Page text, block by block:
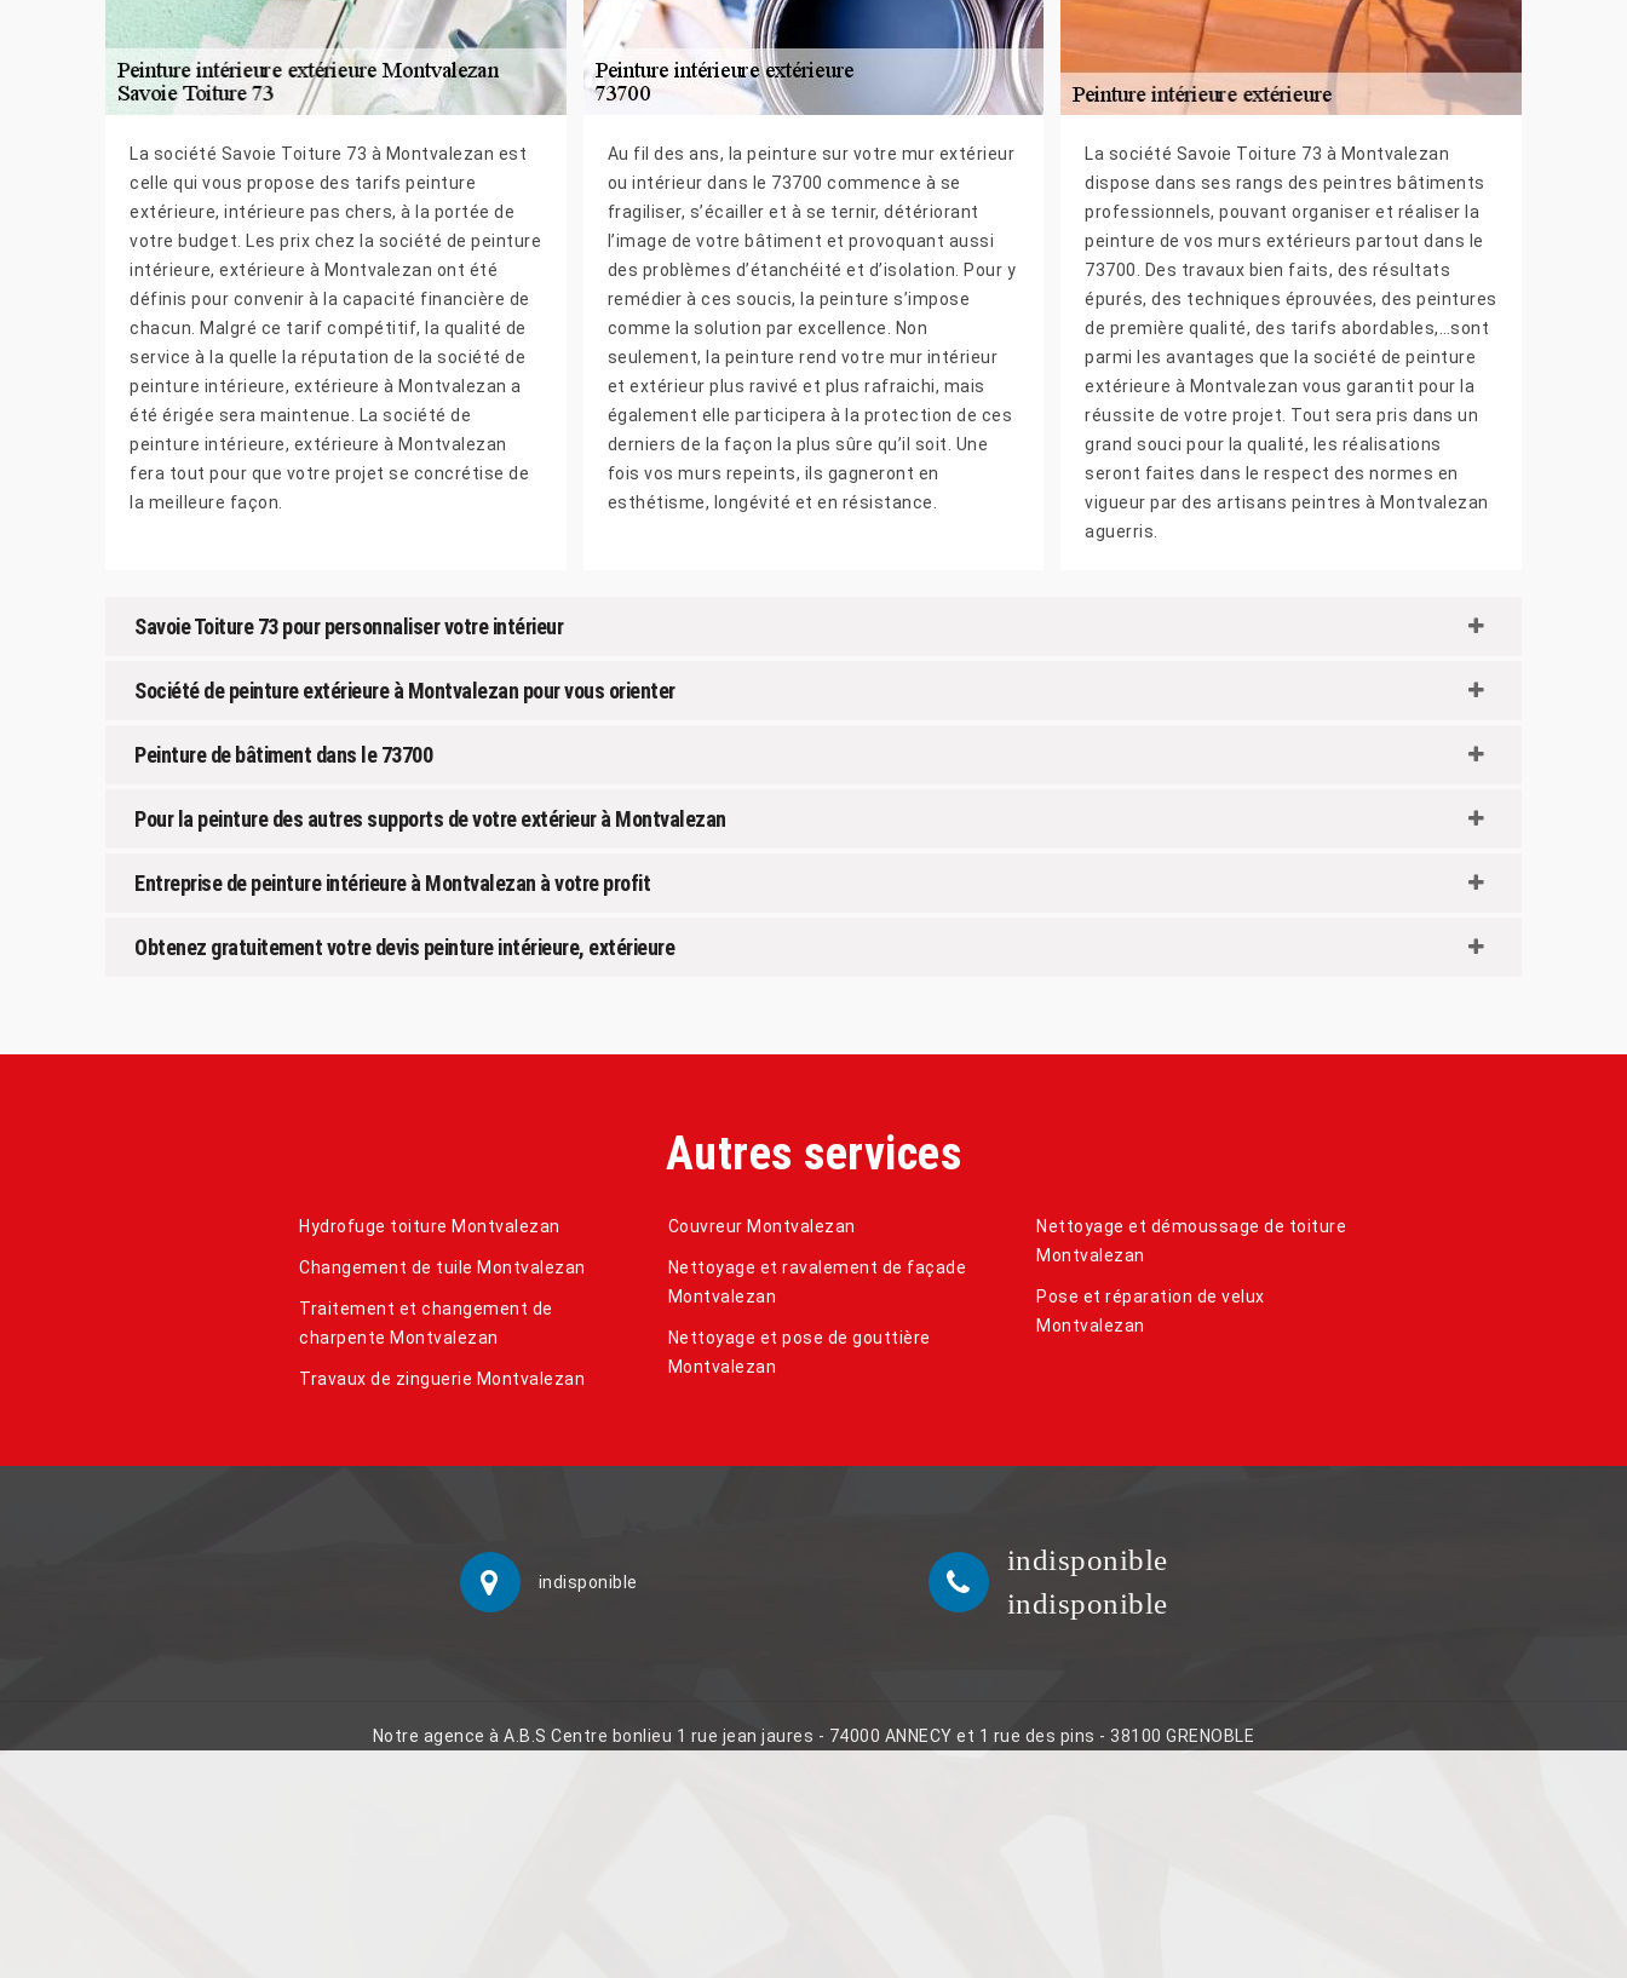
La société Savoie Toiture 73 à Montvalezan est
celle qui vous propose des tarifs peinture
extérieure, intérieure pas chers, à la portée de
votre budget. Les prix chez la société de peinture
intérieure, extérieure à Montvalezan ont été
définis pour convenir à la capacité financière de
chacun. Malgré ce tarif compétitif, la qualité de
service à la quelle la réputation de la société de
peinture intérieure, extérieure à Montvalezan a
été érigée sera maintenue. La société de
peinture intérieure, extérieure à Montvalezan
fera tout pour que votre projet se concrétise de
la meilleure façon.
Au fil des ans, la peinture sur votre mur extérieur
ou intérieur dans le 73700 commence à se
fragiliser, s’écailler et à se ternir, détériorant
l’image de votre bâtiment et provoquant aussi
des problèmes d’étanchéité et d’isolation. Pour y
remédier à ces soucis, la peinture s’impose
comme la solution par excellence. Non
seulement, la peinture rend votre mur intérieur
et extérieur plus ravivé et plus rafraichi, mais
également elle participera à la protection de ces
derniers de la façon la plus sûre qu’il soit. Une
fois vos murs repeints, ils gagneront en
esthétisme, longévité et en résistance.
La société Savoie Toiture 73 à Montvalezan
dispose dans ses rangs des peintres bâtiments
professionnels, pouvant organiser et réaliser la
peinture de vos murs extérieurs partout dans le
73700. Des travaux bien faits, des résultats
épurés, des techniques éprouvées, des peintures
de première qualité, des tarifs abordables,…sont
parmi les avantages que la société de peinture
extérieure à Montvalezan vous garantit pour la
réussite de votre projet. Tout sera pris dans un
grand souci pour la qualité, les réalisations
seront faites dans le respect des normes en
vigueur par des artisans peintres à Montvalezan
aguerris.
Savoie Toiture 73 pour personnaliser votre intérieur
Société de peinture extérieure à Montvalezan pour vous orienter
Peinture de bâtiment dans le 73700
Pour la peinture des autres supports de votre extérieur à Montvalezan
Entreprise de peinture intérieure à Montvalezan à votre profit
Obtenez gratuitement votre devis peinture intérieure, extérieure
Autres services
Hydrofuge toiture Montvalezan
Changement de tuile Montvalezan
Traitement et changement de
charpente Montvalezan
Travaux de zinguerie Montvalezan
Couvreur Montvalezan
Nettoyage et ravalement de façade
Montvalezan
Nettoyage et pose de gouttière
Montvalezan
Nettoyage et démoussage de toiture
Montvalezan
Pose et réparation de velux
Montvalezan
indisponible
indisponible
indisponible
Notre agence à A.B.S Centre bonlieu 1 rue jean jaures - 74000 ANNECY et 1 rue des pins - 38100 GRENOBLE